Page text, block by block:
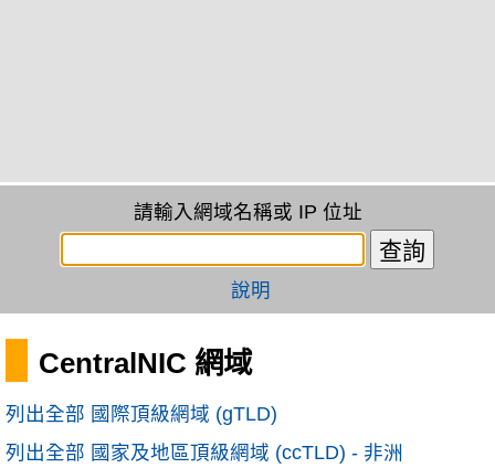
請輸入網域名稱或 IP 位址
說明
CentralNIC 網域
列出全部 國際頂級網域 (gTLD)
列出全部 國家及地區頂級網域 (ccTLD) - 非洲